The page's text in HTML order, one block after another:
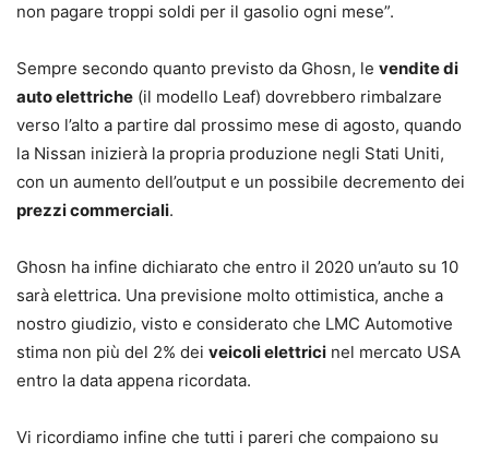
non pagare troppi soldi per il gasolio ogni mese”.
Sempre secondo quanto previsto da Ghosn, le vendite di
auto elettriche (il modello Leaf) dovrebbero rimbalzare
verso l’alto a partire dal prossimo mese di agosto, quando
la Nissan inizierà la propria produzione negli Stati Uniti,
con un aumento dell’output e un possibile decremento dei
prezzi commerciali.
Ghosn ha infine dichiarato che entro il 2020 un’auto su 10
sarà elettrica. Una previsione molto ottimistica, anche a
nostro giudizio, visto e considerato che LMC Automotive
stima non più del 2% dei veicoli elettrici nel mercato USA
entro la data appena ricordata.
Vi ricordiamo infine che tutti i pareri che compaiono su